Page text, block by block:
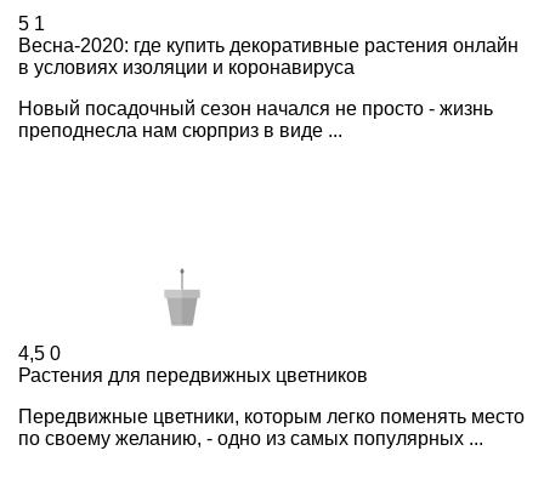
5 1
Весна-2020: где купить декоративные растения онлайн
в условиях изоляции и коронавируса
Новый посадочный сезон начался не просто - жизнь
преподнесла нам сюрприз в виде ...
4,5 0
Растения для передвижных цветников
Передвижные цветники, которым легко поменять место
по своему желанию, - одно из самых популярных ...